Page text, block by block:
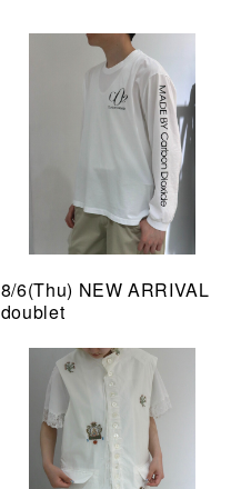
8/6(Thu) NEW ARRIVAL
doublet